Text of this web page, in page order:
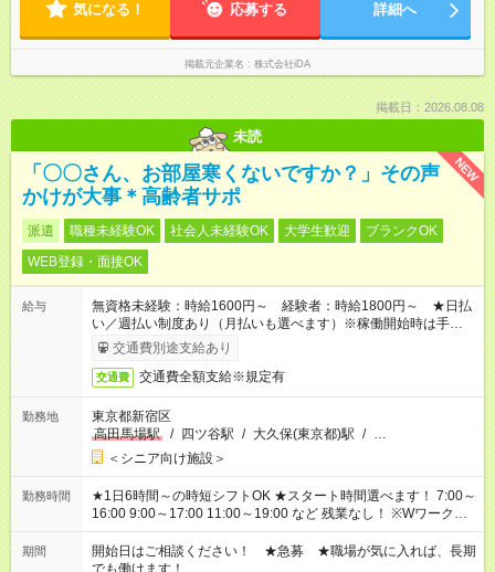
気になる！ 応募する 詳細へ
掲載元企業名 株式会社iDA
掲載日：2026.08.08
未読
NEW
「〇〇さん、お部屋寒くないですか？」その声
かけが大事＊高齢者サポ
派遣 職種未経験OK 社会人未経験OK 大学生歓迎
ブランクOK
WEB登録・面接OK
給与
無資格未経験：時給1600円～ 経験者：時給1800円～ ★日払
い／週払い制度あり（月払いも選べます）※稼働開始時は手続き
完了次第のお支払いとなります。
交通費別途支給あり
交通費 交通費全額支給※規定有
勤務地
東京都新宿区
高田馬場駅
/ 四ツ谷駅 / 大久保(東京都)駅 / …
＜シニア向け施設＞
勤務時間
★1日6時間～の時短シフトOK ★スタート時間選べます！ 7:00～
16:00 9:00～17:00 11:00～19:00 など 残業なし！ ※Wワークの
場合、他のお仕事と合わせ週40時間超の就業はご案内できませ
ん ※法令に基づき、週20時間以上勤務は社会保険への加入対象
となります ※労働者派遣法（日雇い派遣の原則禁止）により、
期間
開始日はご相談ください！ ★急募 ★職場が気に入れば、長期
でも働けます！